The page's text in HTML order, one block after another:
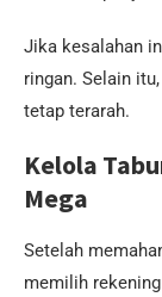
Jika kesalahan
ringan. Selain
tetap terarah.
Kelola
Mega
Setelah
memilih